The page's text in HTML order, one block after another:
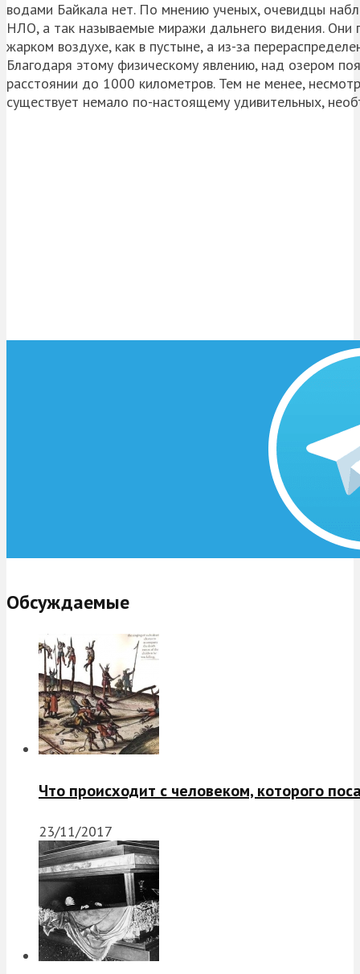
водами Байкала нет. По мнению ученых, очевидцы
НЛО, а так называемые миражи дальнего видения. Они
жарком воздухе, как в пустыне, а из-за
Благодаря этому физическому явлению, над озером
расстоянии до 1000 километров. Тем не менее,
существует немало по-настоящему удивительных,
Обсуждаемые
Что происходит с человеком, которого
23/11/2017